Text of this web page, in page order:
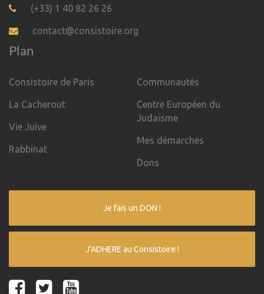
(+33) 1 40 82 26 26
contact@consistoire.org
Plan
Consistoire de Paris
La Cacherout
Vie Juive
Rabbinat
Communautés
Centre Européen du
Judaïsme
Mes démarches
Dons
Je fais un DON !
J'ADHERE au Consistoire !